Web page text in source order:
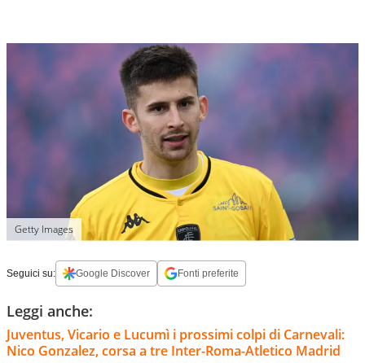
Getty Images
Seguici su: Google Discover Fonti preferite
Leggi anche:
Juventus, Vicario e Lucumì i prossimi colpi di Carnevali:
Nico Gonzalez, corsa a tre Inter-Roma-Atletico Madrid